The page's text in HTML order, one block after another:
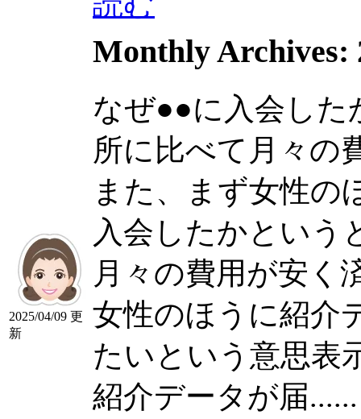
2025/04/09 更
新
Monthly Archives:
なぜ●●に入会した
所に比べて月々の
また、まず女性の
入会したかという
月々の費用が安く
女性のほうに紹介
たいという意思表
紹介データが届......